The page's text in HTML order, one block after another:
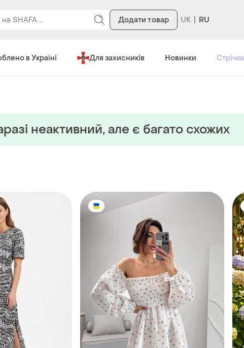
Додати товар RU
в Україні Для захисників Новинки Стрічка
неактивний, але є багато схожих